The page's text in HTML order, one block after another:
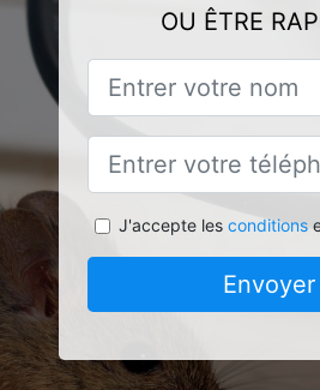
OU ÊTRE
J'accepte les conditions
Envoyer